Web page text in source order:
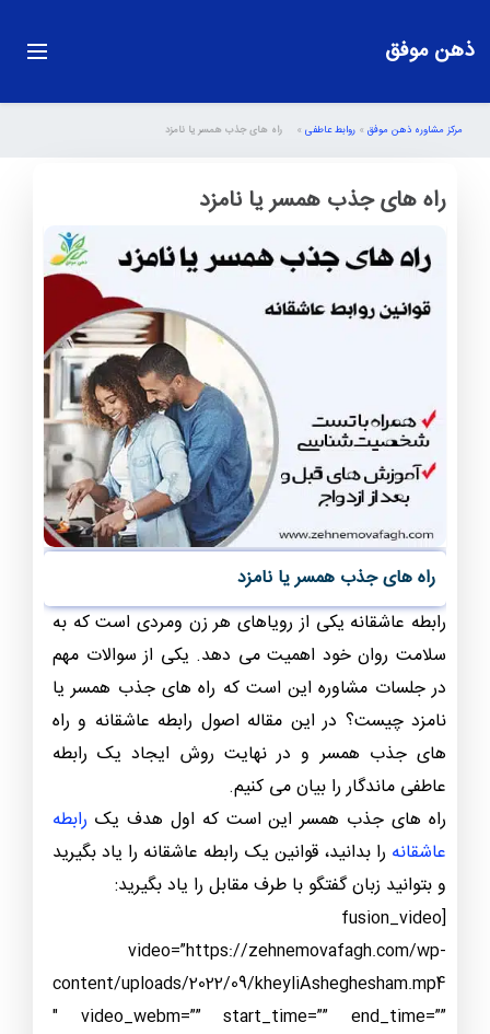
ذهن موفق
مرکز مشاوره ذهن موفق » روابط عاطفی » راه های جذب همسر یا نامزد
راه های جذب همسر یا نامزد
راه های جذب همسر یا نامزد
رابطه عاشقانه یکی از رویاهای هر زن ومردی است که به
سلامت روان خود اهمیت می دهد. یکی از سوالات مهم
در جلسات مشاوره این است که راه های جذب همسر یا
نامزد چیست؟ در این مقاله اصول رابطه عاشقانه و راه
های جذب همسر و در نهایت روش ایجاد یک رابطه
عاطفی ماندگار را بیان می کنیم.
راه های جذب همسر این است که اول هدف یک رابطه
عاشقانه را بدانید، قوانین یک رابطه عاشقانه را یاد بگیرید
و بتوانید زبان گفتگو با طرف مقابل را یاد بگیرید:
[fusion_video
video=”https://zehnemovafagh.com/wp-
content/uploads/2022/09/kheyliAsheghesham.mp4
″ video_webm=”” start_time=”” end_time=””